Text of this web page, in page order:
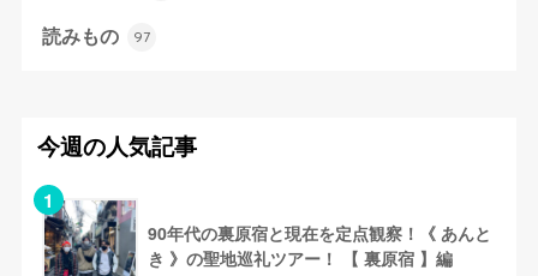
読みもの 97
今週の人気記事
90年代の裏原宿と現在を定点観察！《 あんと
き 》の聖地巡礼ツアー！ 【 裏原宿 】編